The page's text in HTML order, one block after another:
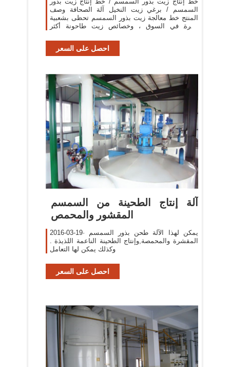
السمسم / برغي زيت النخيل آلة الصحافة وصف
المنتج خط معالجة زيت بذور السمسم تحظى بشعبية
كبيرة في السوق ، وخصائص زيت طاحونة أكثر
احصل على السعر
‫آلة إنتاج الطحينة من السمسم
المقشور والمحمص
2016-03-19· يمكن لهذا الآلة طحن بذور السمسم
المقشرة والمحمصة,وإنتاج الطحينة الناعمة اللذيذة .
وكذلك يمكن لها التعامل
احصل على السعر